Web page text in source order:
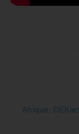
Afrique: